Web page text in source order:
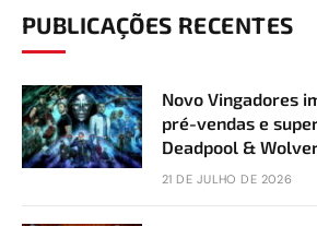
PUBLICAÇÕES RECENTES
Novo Vingadores
pré-vendas e
Deadpool &
21 DE JULHO DE 2026